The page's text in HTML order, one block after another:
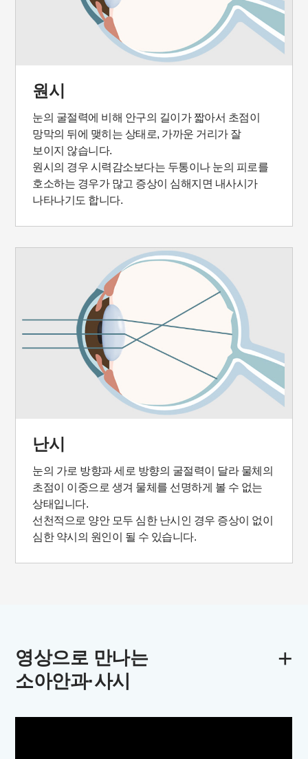
원시
눈의 굴절력에 비해 안구의 길이가 짧아서 초점이
망막의 뒤에 맺히는 상태로, 가까운 거리가 잘
보이지 않습니다.
원시의 경우 시력감소보다는 두통이나 눈의 피로를
호소하는 경우가 많고 증상이 심해지면 내사시가
나타나기도 합니다.
난시
눈의 가로 방향과 세로 방향의 굴절력이 달라 물체의
초점이 이중으로 생겨 물체를 선명하게 볼 수 없는
상태입니다.
선천적으로 양안 모두 심한 난시인 경우 증상이 없이
심한 약시의 원인이 될 수 있습니다.
영상으로 만나는
소아안과·사시
+